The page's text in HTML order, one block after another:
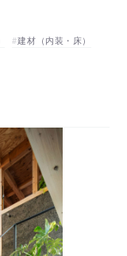
建材（内装・床）